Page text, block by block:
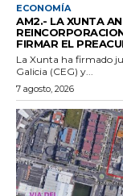
ECONOMÍA
AM2.- LA XUNTA
FIRMAR EL
La Xunta ha firmado
Galicia (CEG) y...
7 agosto, 2026